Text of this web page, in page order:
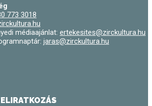
773 3018
médiaajánlat: ertekesites@zirckultura.hu
jaras@zirckultura.hu